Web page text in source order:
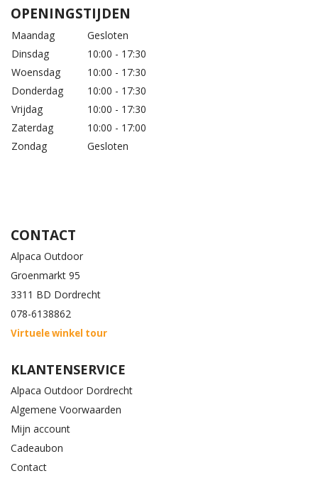
OPENINGSTIJDEN
Maandag
Gesloten
Dinsdag
10:00 - 17:30
Woensdag
10:00 - 17:30
Donderdag
10:00 - 17:30
Vrijdag
10:00 - 17:30
Zaterdag
10:00 - 17:00
Zondag
Gesloten
CONTACT
Alpaca Outdoor
Groenmarkt 95
3311 BD Dordrecht
078-6138862
Virtuele winkel tour
KLANTENSERVICE
Alpaca Outdoor Dordrecht
Algemene Voorwaarden
Mijn account
Cadeaubon
Contact